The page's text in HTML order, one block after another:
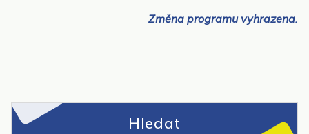
Změna programu vyhrazena.
Hledat